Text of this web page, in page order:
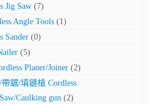
Jig Saw (7)
Angle Tools (1)
Sander (0)
(5)
Planer/Joiner (2)
鋸/填鏠槍 Cordless
Caulking gun (2)